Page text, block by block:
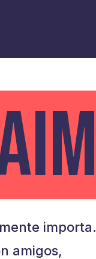
importa.
amigos,